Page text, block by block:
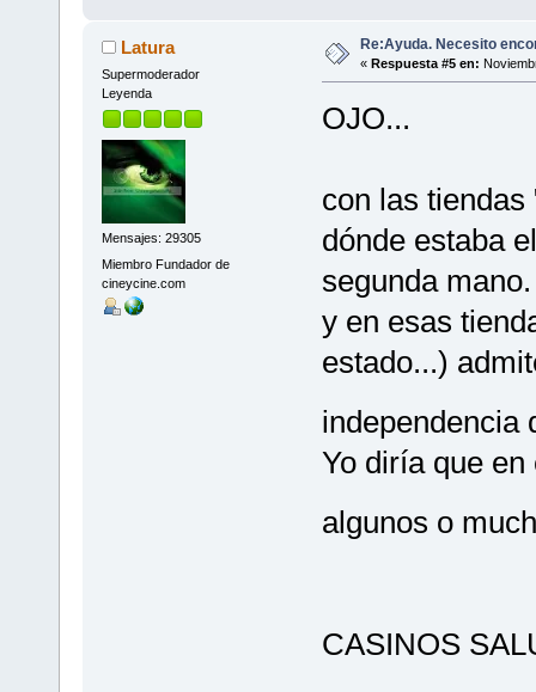
Latura
Supermoderador
Leyenda
Mensajes: 29305
Miembro Fundador de
cineycine.com
Re:Ayuda. Necesito
« Respuesta #5 en:
OJO...
con las
dónde estaba
segunda
y en esas
estado...)
independencia
Yo diría que
algunos o
CASINOS